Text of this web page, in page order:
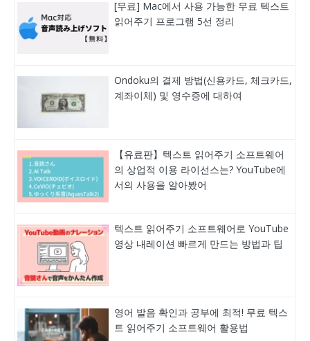
[무료] Mac에서 사용 가능한 무료 텍스트
읽어주기 프로그램 5선 정리
Ondoku의 결제 방법(신용카드, 체크카드,
계좌이체) 및 영수증에 대하여
【유료판】텍스트 읽어주기 소프트웨어
의 상업적 이용 라이선스는? YouTube에
서의 사용을 알아봤어
텍스트 읽어주기 소프트웨어로 YouTube
영상 내레이션 빠르게 만드는 방법과 팁
영어 발음 확인과 공부에 최적! 무료 텍스
트 읽어주기 소프트웨어 활용법